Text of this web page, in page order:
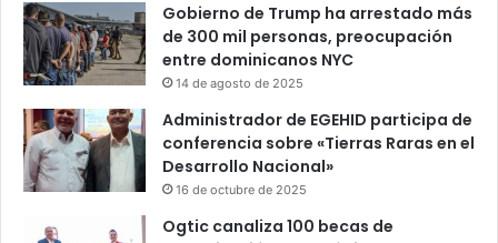
Gobierno de Trump ha arrestado más
de 300 mil personas, preocupación
entre dominicanos NYC
14 de agosto de 2025
Administrador de EGEHID participa de
conferencia sobre «Tierras Raras en el
Desarrollo Nacional»
16 de octubre de 2025
Ogtic canaliza 100 becas de